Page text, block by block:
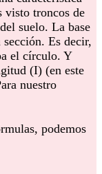
visto troncos de
suelo. La base
Es decir,
el círculo. Y
(I) (en este
nuestro
podemos